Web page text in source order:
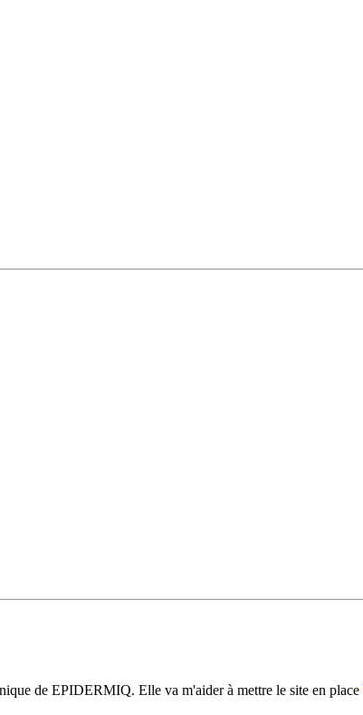
de EPIDERMIQ. Elle va m'aider à mettre le site en place